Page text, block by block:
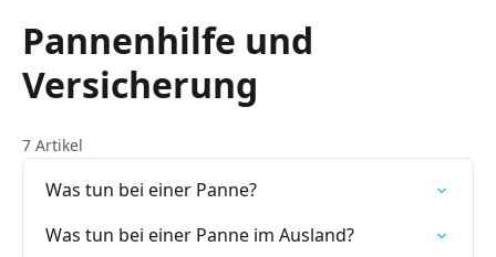
Pannenhilfe und
Versicherung
7 Artikel
Was tun bei einer Panne?
Was tun bei einer Panne im Ausland?